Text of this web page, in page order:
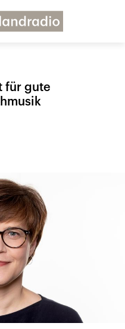
Presse
für gute